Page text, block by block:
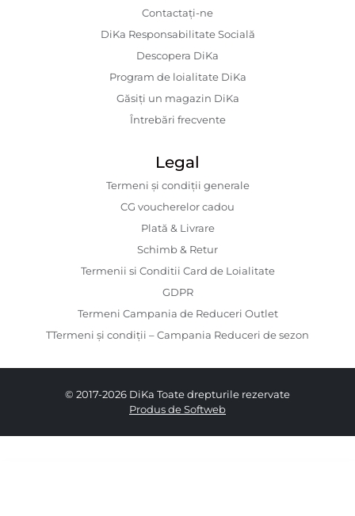
Contactaţi-ne
DiKa Responsabilitate Socială
Descopera DiKa
Program de loialitate DiKa
Găsiți un magazin DiKa
Întrebări frecvente
Legal
Termeni și condiții generale
CG voucherelor cadou
Plată & Livrare
Schimb & Retur
Termenii si Conditii Card de Loialitate
GDPR
Termeni Campania de Reduceri Outlet
TTermeni și condiții – Campania Reduceri de sezon
© 2017-2026 DiKa Toate drepturile rezervate
Produs de Softweb